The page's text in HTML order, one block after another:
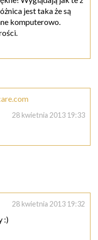
jest taka że są
komputerowo.
28 kwietnia 2013 19:33
28 kwietnia 2013 19:32
:)